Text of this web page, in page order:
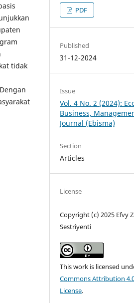
tidak
PDF
Published
31-12-2024
Issue
Vol. 4 No. 2 (2024):
Business,
Journal (Ebisma)
Section
Articles
License
Copyright (c) 2025 Efvy
Sestriyenti
This work is licensed
Commons Attribution
License.